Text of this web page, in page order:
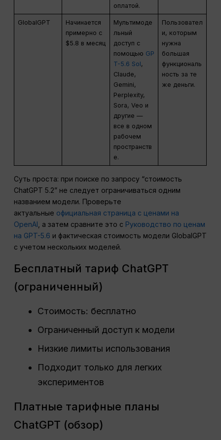
оплатой.
GlobalGPT
Начинается
примерно с
$5.8 в месяц
Мультимоде
льный
доступ с
помощью GP
T-5.6 Sol,
Claude,
Gemini,
Perplexity,
Sora, Veo и
другие —
все в одном
рабочем
пространств
е.
Пользовател
и, которым
нужна
большая
функциональ
ность за те
же деньги.
Суть проста: при поиске по запросу “стоимость
ChatGPT 5.2” не следует ограничиваться одним
названием модели. Проверьте
актуальные официальная страница с ценами на
OpenAI , а затем сравните это с Руководство по ценам
на GPT-5.6 и фактическая стоимость модели GlobalGPT
с учетом нескольких моделей.
Бесплатный тариф ChatGPT
(ограниченный)
Стоимость: бесплатно
Ограниченный доступ к модели
Низкие лимиты использования
Подходит только для легких
экспериментов
Платные тарифные планы
ChatGPT (обзор)